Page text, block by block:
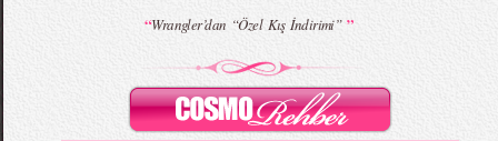
“Wrangler’dan “Özel Kış İndirimi” ”